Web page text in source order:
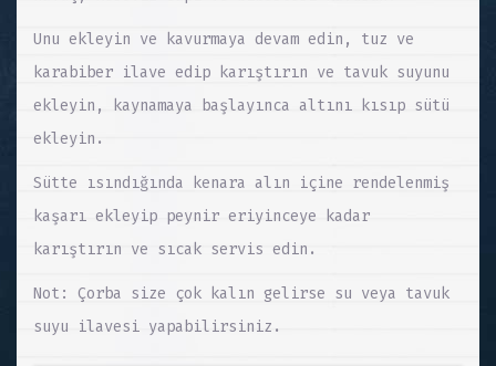
Unu ekleyin ve kavurmaya devam edin, tuz ve
karabiber ilave edip karıştırın ve tavuk suyunu
ekleyin, kaynamaya başlayınca altını kısıp sütü
ekleyin.
Sütte ısındığında kenara alın içine rendelenmiş
kaşarı ekleyip peynir eriyinceye kadar
karıştırın ve sıcak servis edin.
Not: Çorba size çok kalın gelirse su veya tavuk
suyu ilavesi yapabilirsiniz.